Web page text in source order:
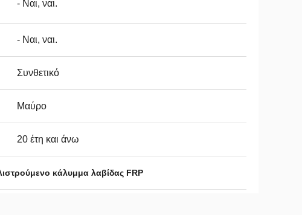
- Ναι, ναι.
- Ναι, ναι.
Συνθετικό
Μαύρο
20 έτη και άνω
κάλυμμα λαβίδας FRP